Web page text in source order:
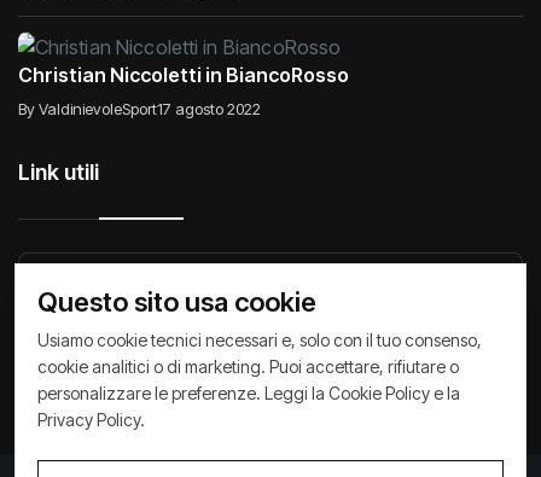
Christian Niccoletti in BiancoRosso
By ValdinievoleSport17 agosto 2022
Link utili
Raccontiamo di Noi Comunicati
Privacy Policy Cookie Policy Archivio News
Questo sito usa cookie
Usiamo cookie tecnici necessari e, solo con il tuo consenso,
cookie analitici o di marketing. Puoi accettare, rifiutare o
personalizzare le preferenze. Leggi la Cookie Policy e la
Privacy Policy.